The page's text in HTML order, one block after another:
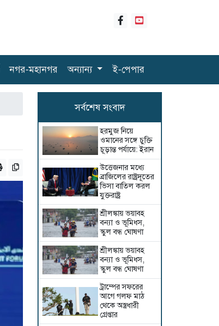
নগর-মহানগর অন্যান্য ই-পেপার
সর্বশেষ সংবাদ
হরমুজ নিয়ে
ওমানের সঙ্গে চুক্তি
চূড়ান্ত পর্যায়ে: ইরান
উত্তেজনার মধ্যে
ব্রাজিলের রাষ্ট্রদূতের
ভিসা বাতিল করল
যুক্তরাষ্ট্র
শ্রীলঙ্কায় ভয়াবহ
বন্যা ও ভূমিধস,
স্কুল বন্ধ ঘোষণা
শ্রীলঙ্কায় ভয়াবহ
বন্যা ও ভূমিধস,
স্কুল বন্ধ ঘোষণা
ট্রাম্পের সফরের
আগে গলফ মাঠ
থেকে অস্ত্রধারী
গ্রেপ্তার